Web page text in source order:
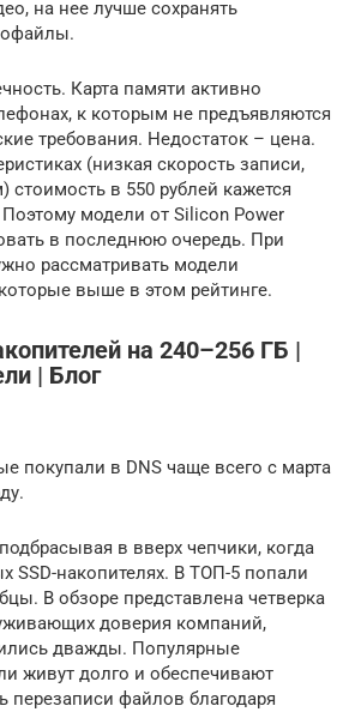
на нее лучше сохранять
Карта памяти активно
к которым не предъявляются
требования. Недостаток – цена.
(низкая скорость записи,
в 550 рублей кажется
модели от Silicon Power
в последнюю очередь. При
рассматривать модели
выше в этом рейтинге.
на 240–256 ГБ |
| Блог
покупали в DNS чаще всего с марта
в вверх чепчики, когда
SSD-накопителях. В ТОП-5 попали
В обзоре представлена четверка
доверия компаний,
дважды. Популярные
живут долго и обеспечивают
перезаписи файлов благодаря